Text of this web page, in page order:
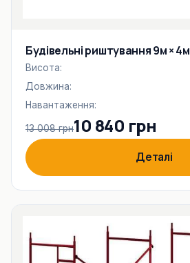
Будівельні риштування 9м × 4м
Висота:
Довжина:
Навантаження:
13 008 грн10 840 грн
Деталі